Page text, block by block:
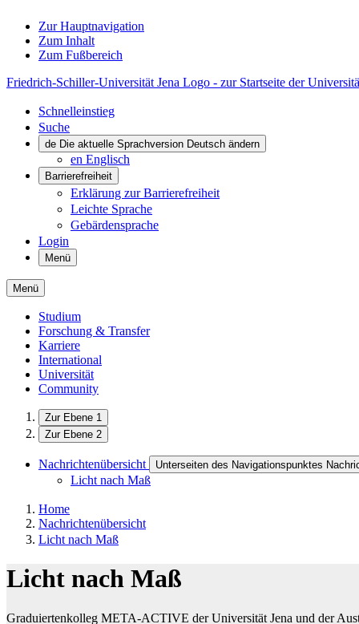
Zur Hauptnavigation
Zum Inhalt
Zum Fußbereich
Friedrich-Schiller-Universität Jena Logo - zur Startseite der
Schnelleinstieg
Suche
de Die aktuelle Sprachversion Deutsch ändern
en Englisch
Barrierefreiheit
Erklärung zur Barrierefreiheit
Leichte Sprache
Gebärdensprache
Login
Menü
Menü
Studium
Forschung & Transfer
Karriere
International
Universität
Community
Zur Ebene 1
Zur Ebene 2
Nachrichtenübersicht Unterseiten des Navigationspunktes
Licht nach Maß
Home
Nachrichtenübersicht
Licht nach Maß
Licht nach Maß
Graduiertenkolleg META-ACTIVE der Universität Jena und der